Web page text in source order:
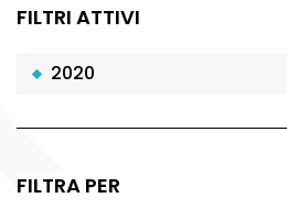
FILTRI ATTIVI
2020
FILTRA PER